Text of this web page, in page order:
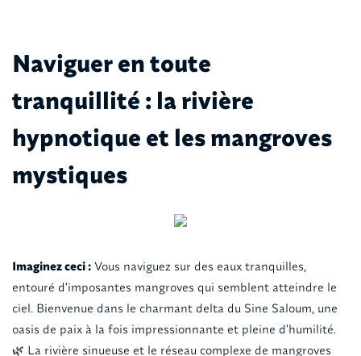
Naviguer en toute
tranquillité : la rivière
hypnotique et les mangroves
mystiques
Imaginez ceci :Vous naviguez sur des eaux tranquilles,
entouré d'imposantes mangroves qui semblent atteindre le
ciel. Bienvenue dans le charmant delta du Sine Saloum, une
oasis de paix à la fois impressionnante et pleine d'humilité.
🌿 La rivière sinueuse et le réseau complexe de mangroves